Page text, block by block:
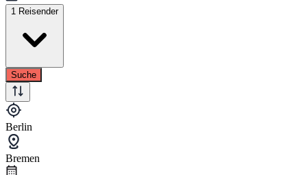
1 Reisender
Suche
Berlin
Bremen